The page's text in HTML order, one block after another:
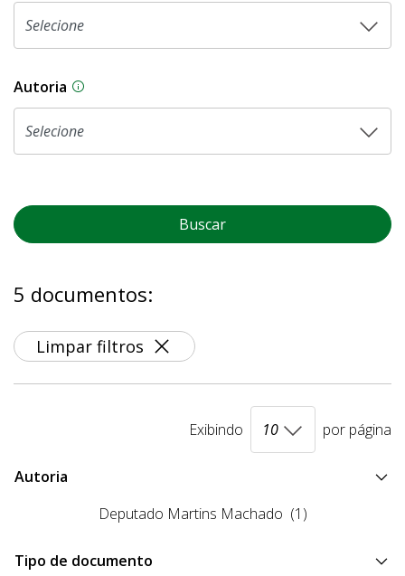
Autoria As proposições legislativas na CLDF podem
Buscar
5 documentos:
Limpar filtros
Exibindo por página
Autoria
Deputado Martins Machado (1)
Tipo de documento